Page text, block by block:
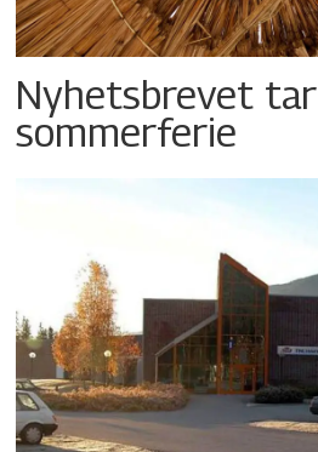
Nyhetsbrevet tar
sommerferie